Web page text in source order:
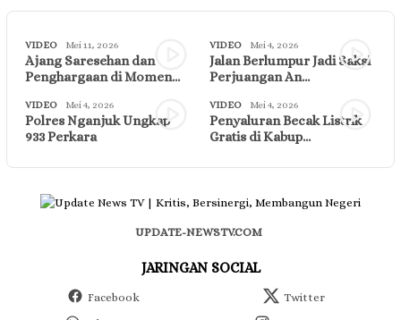
VIDEO Mei 11, 2026
Ajang Saresehan dan
Penghargaan di Momen…
VIDEO Mei 4, 2026
Jalan Berlumpur Jadi Saksi
Perjuangan An…
VIDEO Mei 4, 2026
Polres Nganjuk Ungkap
933 Perkara
VIDEO Mei 4, 2026
Penyaluran Becak Listrik
Gratis di Kabup…
UPDATE-NEWSTV.COM
JARINGAN SOCIAL
Facebook
Twitter